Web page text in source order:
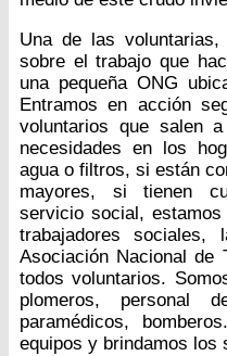
Una de las
sobre el trabajo que
una pequeña ONG
Entramos en acción
voluntarios que salen
necesidades en los
agua o filtros, si están
mayores, si tienen
servicio social,
trabajadores
Asociación Nacional de
todos voluntarios.
plomeros, personal
paramédicos,
equipos y brindamos los